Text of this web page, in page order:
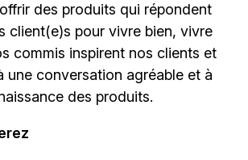
des produits qui répondent
client(e)s pour vivre bien, vivre
commis inspirent nos clients et
une conversation agréable et à
des produits.